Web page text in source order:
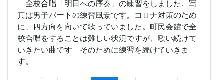
全校合唱「明日への序奏」の練習をしました。写
真は男子パートの練習風景です。コロナ対策のため
に、四方向を向いて歌っていました。町民会館で全
校合唱をすることは難しい状況ですが、歌い続けて
いきたい曲です。そのために練習を続けていきま
す。